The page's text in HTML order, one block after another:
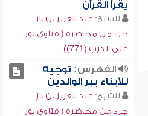
يقرأ القرآن
للشيخ: عبد العزيز بن باز
جزء من محاضرة ( فتاوى نور
على الدرب (771))
الفهرس: توجيه
للأبناء ببر الوالدين
للشيخ: عبد العزيز بن باز
جزء من محاضرة ( فتاوى نور